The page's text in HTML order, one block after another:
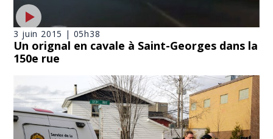
3 juin 2015 | 05h38
Un orignal en cavale à Saint-Georges dans la
150e rue